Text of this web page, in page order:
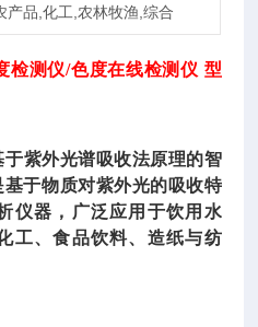
产品,化工,农林牧渔,综合
检测仪/色度在线检测仪 型
于紫外光谱吸收法原理的智
于物质对紫外光的吸收特
仪器，广泛应用于饮用水
工、食品饮料、造纸与纺